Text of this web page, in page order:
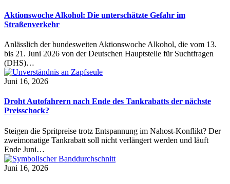
Aktionswoche Alkohol: Die unterschätzte Gefahr im
Straßenverkehr
Anlässlich der bundesweiten Aktionswoche Alkohol, die vom 13.
bis 21. Juni 2026 von der Deutschen Hauptstelle für Suchtfragen
(DHS)…
Juni 16, 2026
Droht Autofahrern nach Ende des Tankrabatts der nächste
Preisschock?
Steigen die Spritpreise trotz Entspannung im Nahost-Konflikt? Der
zweimonatige Tankrabatt soll nicht verlängert werden und läuft
Ende Juni…
Juni 16, 2026